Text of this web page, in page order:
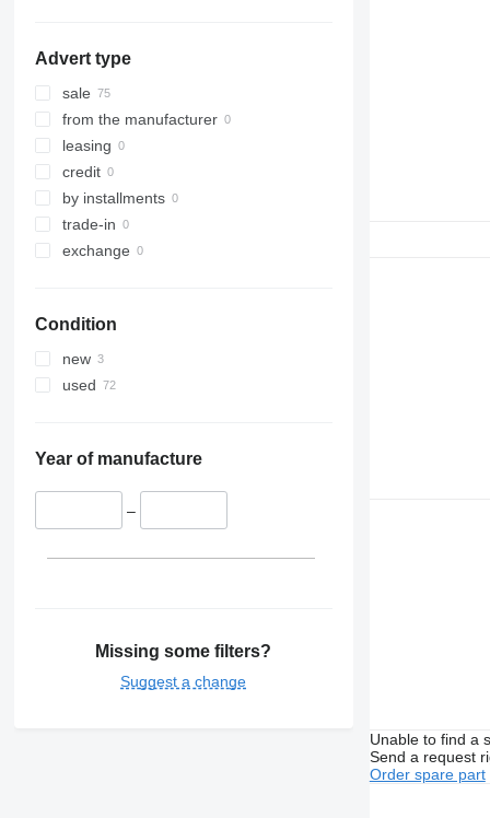
Advert type
sale
from the manufacturer
leasing
credit
by installments
trade-in
exchange
Condition
new
used
Year of manufacture
–
Missing some filters?
Suggest a change
Unable to find a
Send a request
Order spare part